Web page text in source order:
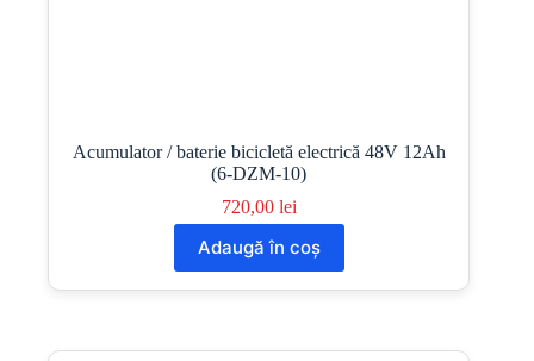
Acumulator / baterie bicicletă electrică 48V 12Ah
(6-DZM-10)
720,00 lei
Adaugă în coș